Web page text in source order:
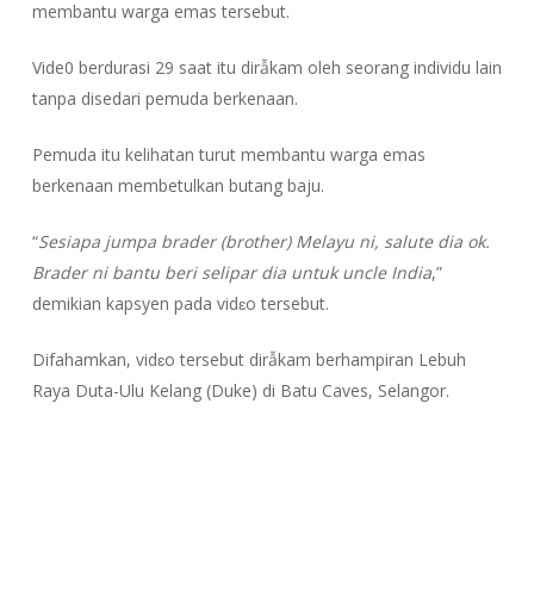
membantu warga emas tersebut.
Vide0 berdurasi 29 saat itu dirẫkam oleh seorang individu lain
tanpa disedari pemuda berkenaan.
Pemuda itu kelihatan turut membantu warga emas
berkenaan membetulkan butang baju.
“Sesiapa jumpa brader (brother) Melayu ni, salute dia ok.
Brader ni bantu beri selipar dia untuk uncle India,”
demikian kapsyen pada vidɛo tersebut.
Difahamkan, vidɛo tersebut dirẫkam berhampiran Lebuh
Raya Duta-Ulu Kelang (Duke) di Batu Caves, Selangor.